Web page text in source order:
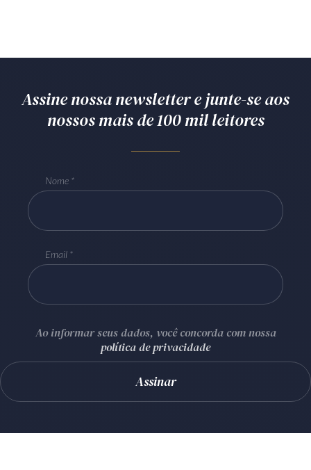
Assine nossa newsletter e junte-se aos
nossos mais de 100 mil leitores
Nome
Email
Ao informar seus dados, você concorda com nossa
política de privacidade